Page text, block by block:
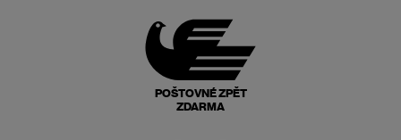
POŠTOVNÉ ZPĚT
ZDARMA